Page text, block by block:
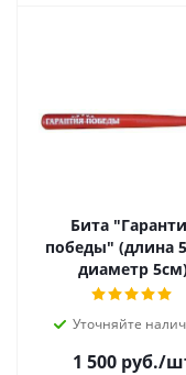
Бита
победы" (длина
диаметр
Уточняйте
1 500руб./